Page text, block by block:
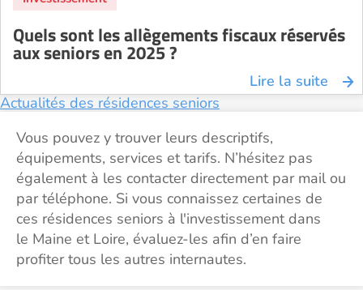
Quels sont les allègements fiscaux réservés
aux seniors en 2025 ?
Lire la suite
Actualités des résidences seniors
Vous pouvez y trouver leurs descriptifs,
équipements, services et tarifs. N’hésitez pas
également à les contacter directement par mail ou
par téléphone. Si vous connaissez certaines de
ces résidences seniors à l'investissement dans
le Maine et Loire, évaluez-les afin d’en faire
profiter tous les autres internautes.